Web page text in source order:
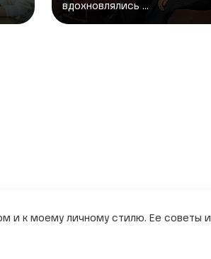
вдохновлялись ...
и к моему личному стилю. Ее советы и